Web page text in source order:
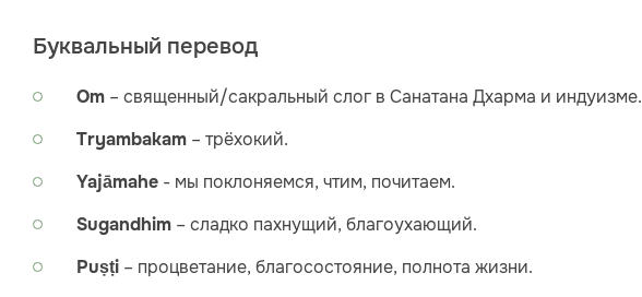
Буквальный перевод
Om – священный/сакральный слог в Санатана Дхарма и индуизме.
Tryambakam – трёхокий.
Yajāmahe - мы поклоняемся, чтим, почитаем.
Sugandhim – сладко пахнущий, благоухающий.
Puṣṭi – процветание, благосостояние, полнота жизни.